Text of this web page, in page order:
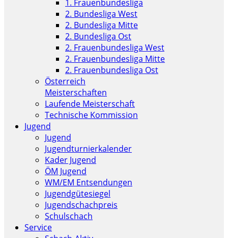
1. Frauenbundesliga
2. Bundesliga West
2. Bundesliga Mitte
2. Bundesliga Ost
2. Frauenbundesliga West
2. Frauenbundesliga Mitte
2. Frauenbundesliga Ost
Österreich
Meisterschaften
Laufende Meisterschaft
Technische Kommission
Jugend
Jugend
Jugendturnierkalender
Kader Jugend
ÖM Jugend
WM/EM Entsendungen
Jugendgütesiegel
Jugendschachpreis
Schulschach
Service